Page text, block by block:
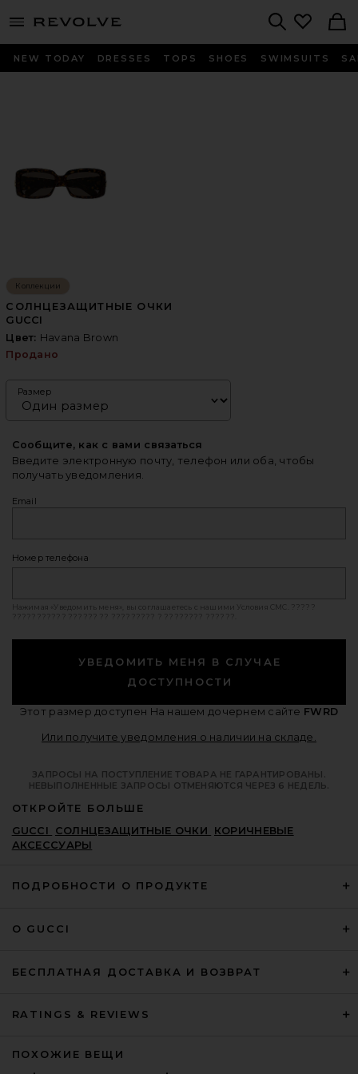
menu - shows more content
NEW TODAY DRESSES TOPS SHOES SWIMSUITS
Коллекции
СОЛНЦЕЗАЩИТНЫЕ ОЧКИ
GUCCI
Цвет: Havana Brown
Продано
Размер
Сообщите, как с вами связаться
Введите электронную почту, телефон или оба, чтобы
получать уведомления.
Email
Номер телефона
Нажимая «Уведомить меня», вы соглашаетесь с нашими Условия СМС
УВЕДОМИТЬ МЕНЯ В СЛУЧАЕ
ДОСТУПНОСТИ
Этот размер доступен На нашем дочернем сайте FWRD
Или получите уведомления о наличии на складе.
ЗАПРОСЫ НА ПОСТУПЛЕНИЕ ТОВАРА НЕ ГАРАНТИРОВАНЫ.
НЕВЫПОЛНЕННЫЕ ЗАПРОСЫ ОТМЕНЯЮТСЯ ЧЕРЕЗ 6 НЕДЕЛЬ.
ОТКРОЙТЕ БОЛЬШЕ
GUCCI
СОЛНЦЕЗАЩИТНЫЕ ОЧКИ
КОРИЧНЕВЫЕ
АКСЕССУАРЫ
ПОДРОБНОСТИ О ПРОДУКТЕ
О GUCCI
БЕСПЛАТНАЯ ДОСТАВКА И ВОЗВРАТ
RATINGS & REVIEWS
ПОХОЖИЕ ВЕЩИ